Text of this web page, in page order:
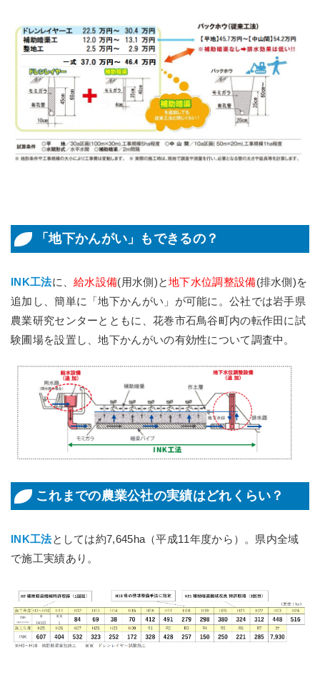
「地下かんがい」もできるの？
INK工法に、給水設備(用水側)と地下水位調整設備(排水側)を
追加し、簡単に「地下かんがい」が可能に。公社では岩手県
農業研究センターとともに、花巻市石鳥谷町内の転作田に試
験圃場を設置し、地下かんがいの有効性について調査中。
これまでの農業公社の実績はどれくらい？
INK工法としては約7,645ha（平成11年度から）。県内全域
で施工実績あり。